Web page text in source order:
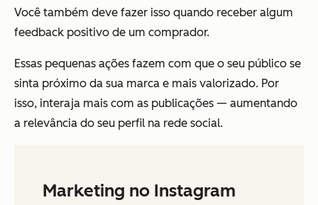
Você também deve fazer isso quando receber algum
feedback positivo de um comprador.
Essas pequenas ações fazem com que o seu público se
sinta próximo da sua marca e mais valorizado. Por
isso, interaja mais com as publicações — aumentando
a relevância do seu perfil na rede social.
Marketing no Instagram